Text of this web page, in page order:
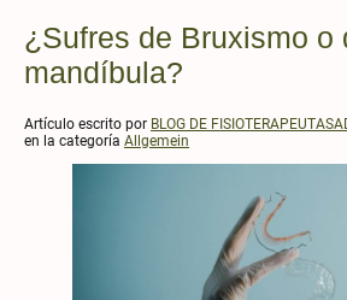
¿Sufres de Bruxismo o
mandíbula?
Artículo escrito por BLOG DE
en la categoría Allgemein